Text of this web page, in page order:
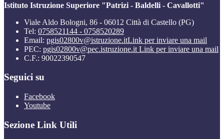
Istituto Istruzione Superiore "Patrizi - Baldelli - Cavallotti"
Viale Aldo Bologni, 86 - 06012 Città di Castello (PG)
Tel: 0758521144 - 0758520289
Email: pgis02800v@istruzione.itLink per inviare una mail
PEC: pgis02800v@pec.istruzione.it Link per inviare una mail
C.F.: 90022390547
Seguici su
Facebook
Youtube
Sezione Link Utili